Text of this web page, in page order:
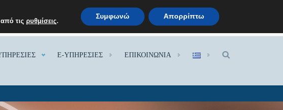
E-ΥΠΗΡΕΣΙΕΣ ΕΠΙΚΟΙΝΩΝΙΑ
από τιςρυθμίσεις. Συμφωνώ Απορρίπτω